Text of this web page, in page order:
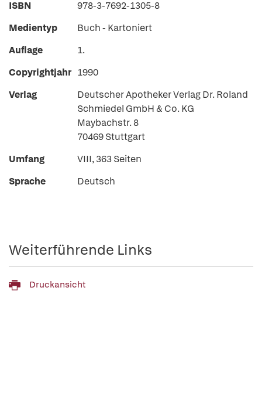
ISBN
978-3-7692-1305-8
Medientyp
Buch - Kartoniert
Auflage
1.
Copyrightjahr 1990
Verlag
Deutscher Apotheker Verlag Dr. Roland
Schmiedel GmbH & Co. KG
Maybachstr. 8
70469 Stuttgart
Umfang
VIII, 363 Seiten
Sprache
Deutsch
Weiterführende Links
Druckansicht